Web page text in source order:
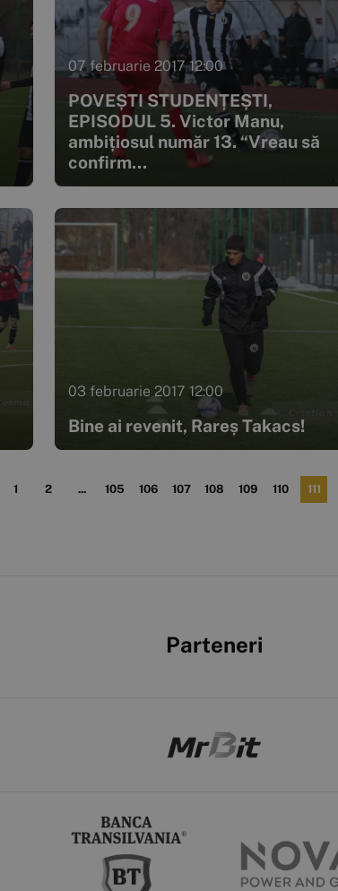
07 februarie 2017 12:00
POVEȘTI STUDENȚEȘTI,
EPISODUL 5. Victor Manu,
ambițiosul număr 13. “Vreau să
confirm...
03 februarie 2017 12:00
Bine ai revenit, Rareș Takacs!
1 2 ... 105 106 107 108 109 110 111
Parteneri